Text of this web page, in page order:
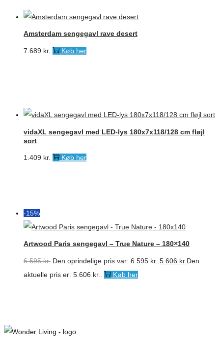
Amsterdam sengegavl rave desert
7.689 kr. Køb her
vidaXL sengegavl med LED-lys 180x7x118/128 cm fløjl
sort
1.409 kr. Køb her
-15%
Artwood Paris sengegavl – True Nature – 180×140
6.595kr. Den oprindelige pris var: 6.595 kr.. 5.606 kr. Den
aktuelle pris er: 5.606 kr..
Køb her